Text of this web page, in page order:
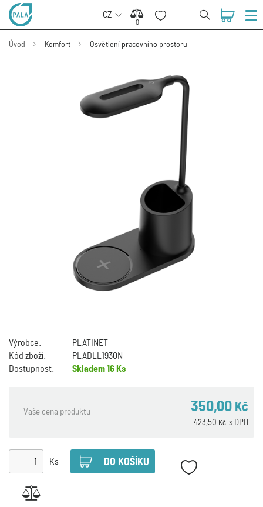
CZ
0
0
Úvod Komfort Osvětlení pracovního prostoru
Výrobce:
PLATINET
Kód zboží:
PLADLL1930N
Dostupnost:
Skladem16 Ks
Vaše cena produktu 350,00 Kč
s DPH
423,50 Kč
Ks